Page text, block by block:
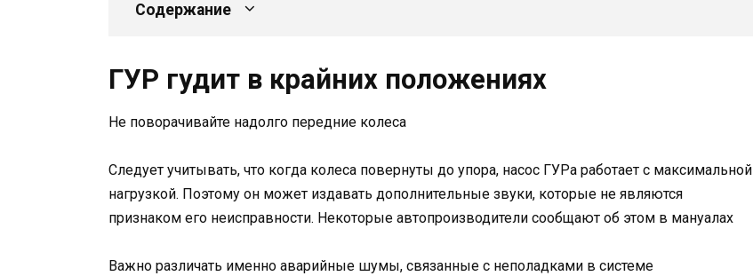
Содержание
ГУР гудит в крайних положениях
Не поворачивайте надолго передние колеса
Следует учитывать, что когда колеса повернуты до упора, насос ГУРа работает с максимальной
нагрузкой. Поэтому он может издавать дополнительные звуки, которые не являются
признаком его неисправности. Некоторые автопроизводители сообщают об этом в мануалах
Важно различать именно аварийные шумы, связанные с неполадками в системе